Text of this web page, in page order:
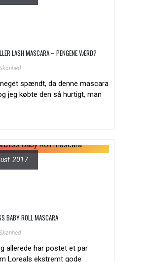
LASH MASCARA – PENGENE VÆRD?
spændt, da denne mascara
jeg købte den så hurtigt, man
2017
BABY ROLL MASCARA
allerede har postet et par
Loreals ekstremt gode